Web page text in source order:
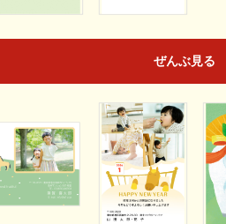
ぜんぶ見る